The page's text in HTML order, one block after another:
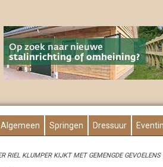
Algemeen Springen Dressuur
RIEL KLUMPER KIJKT MET GEMENGDE